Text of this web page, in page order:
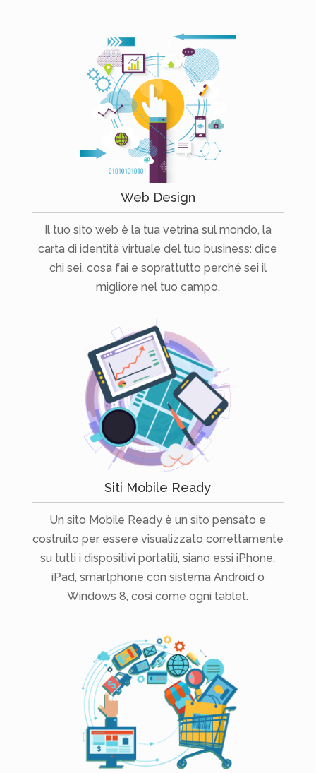
Web Design
Il tuo sito web è la tua vetrina sul mondo, la
carta di identità virtuale del tuo business: dice
chi sei, cosa fai e soprattutto perché sei il
migliore nel tuo campo.
Siti Mobile Ready
Un sito Mobile Ready è un sito pensato e
costruito per essere visualizzato correttamente
su tutti i dispositivi portatili, siano essi iPhone,
iPad, smartphone con sistema Android o
Windows 8, così come ogni tablet.